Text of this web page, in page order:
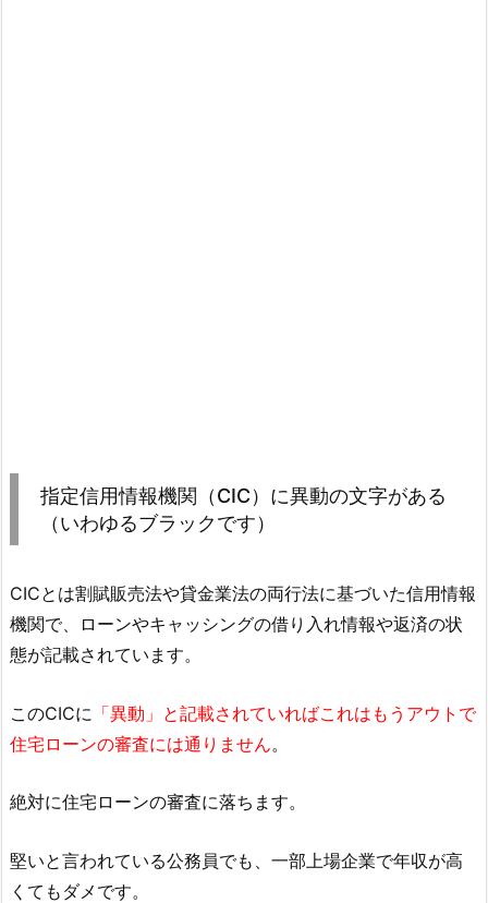
指定信用情報機関（CIC）に異動の文字がある
（いわゆるブラックです）
CICとは割賦販売法や貸金業法の両行法に基づいた信用情報
機関で、ローンやキャッシングの借り入れ情報や返済の状
態が記載されています。
このCICに 「異動」と記載されていればこれはもうアウトで
住宅ローンの審査には通りません。
絶対に住宅ローンの審査に落ちます。
堅いと言われている公務員でも、一部上場企業で年収が高
くてもダメです。